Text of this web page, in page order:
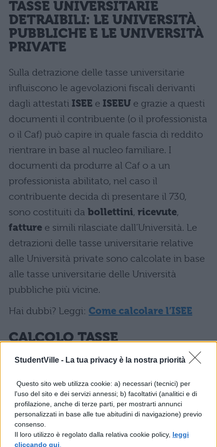
StudentVille - La tua privacy è la nostra priorità
Questo sito web utilizza cookie: a) necessari (tecnici) per
l'uso del sito e dei servizi annessi; b) facoltativi (analitici e di
profilazione, anche di terze parti, per mostrarti annunci
personalizzati in base alle tue abitudini di navigazione) previo
consenso.
Il loro utilizzo è regolato dalla relativa cookie policy, leggi
cliccando qui
TASSE UNIVERSITARIE
DETRAIBILI: LE UNIVERSITÀ
PUBBLICHE E LE UNIVERSITÀ
PRIVATE
Sulla detrazione delle tasse universitarie
influiscono le agevolazioni fiscali derivanti
dagli attestati ISEE e ISEEU e grazie a questi
documenti il contribuente (o il professionista
o il Caf) può capire in quale fascia di reddito
rientrare in base al nucleo familiare. I
documenti da produrre al Caf o a un
professionista abilitato, nel caso il
contribuente decida di presentare il 730,
sono costituiti da bollettini, ricevute,
fatture e simili rilasciate dall’Università. Le
detrazioni delle tasse universitarie relative
alle Università private sono calcolate in base
alle tasse universitarie delle Università
pubbliche più vicine.
Hai dubbi? Leggi: Come calcolare l’ISEE
CALCOLO TASSE
DETRAZIONI PER GLI
STUDENTI LAVORATORI
Gli studenti lavoratori, che non possono
considerarsi a carico di familiari, possono
detrarre le tasse nella propria dichiarazione